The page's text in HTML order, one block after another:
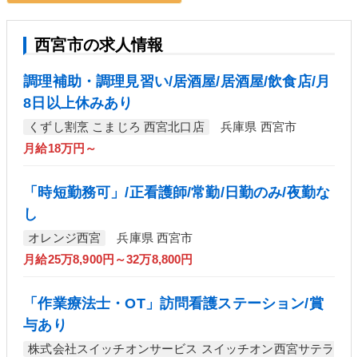
西宮市の求人情報
調理補助・調理見習い/居酒屋/居酒屋/飲食店/月
8日以上休みあり
くずし割烹 こまじろ 西宮北口店
兵庫県 西宮市
月給18万円～
「時短勤務可」/正看護師/常勤/日勤のみ/夜勤な
し
オレンジ西宮
兵庫県 西宮市
月給25万8,900円～32万8,800円
「作業療法士・OT」訪問看護ステーション/賞
与あり
株式会社スイッチオンサービス スイッチオン西宮サテラ